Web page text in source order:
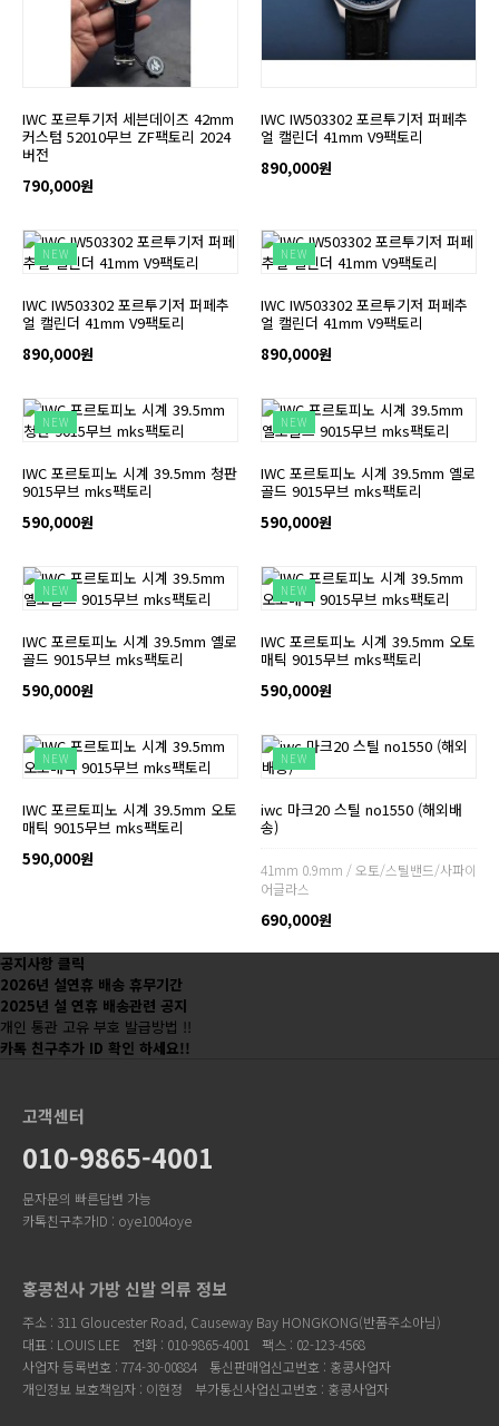
IWC 포르투기저 세븐데이즈 42mm
커스텀 52010무브 ZF팩토리 2024
버전
790,000원
IWC IW503302 포르투기저 퍼페추
얼 캘린더 41mm V9팩토리
890,000원
NEW
IWC IW503302 포르투기저 퍼페추
얼 캘린더 41mm V9팩토리
890,000원
NEW
IWC IW503302 포르투기저 퍼페추
얼 캘린더 41mm V9팩토리
890,000원
NEW
IWC 포르토피노 시계 39.5mm 청판
9015무브 mks팩토리
590,000원
NEW
IWC 포르토피노 시계 39.5mm 옐로
골드 9015무브 mks팩토리
590,000원
NEW
IWC 포르토피노 시계 39.5mm 옐로
골드 9015무브 mks팩토리
590,000원
NEW
IWC 포르토피노 시계 39.5mm 오토
매틱 9015무브 mks팩토리
590,000원
NEW
IWC 포르토피노 시계 39.5mm 오토
매틱 9015무브 mks팩토리
590,000원
NEW
iwc 마크20 스틸 no1550 (해외배
송)
41mm 0.9mm / 오토/스틸밴드/사파이
어글라스
690,000원
공지사항 클릭
2026년 설연휴 배송 휴무기간
2025년 설 연휴 배송관련 공지
개인 통관 고유 부호 발급방법 !!
카톡 친구추가 ID 확인 하세요!!
고객센터
010-9865-4001
문자문의 빠른답변 가능
카톡친구추가ID : oye1004oye
홍콩천사 가방 신발 의류 정보
주소 : 311 Gloucester Road, Causeway Bay HONGKONG(반품주소아님)
대표 : LOUIS LEE
전화 : 010-9865-4001
팩스 : 02-123-4568
사업자 등록번호 : 774-30-00884
통신판매업신고번호 : 홍콩사업자
개인정보 보호책임자 : 이현정
부가통신사업신고번호 : 홍콩사업자